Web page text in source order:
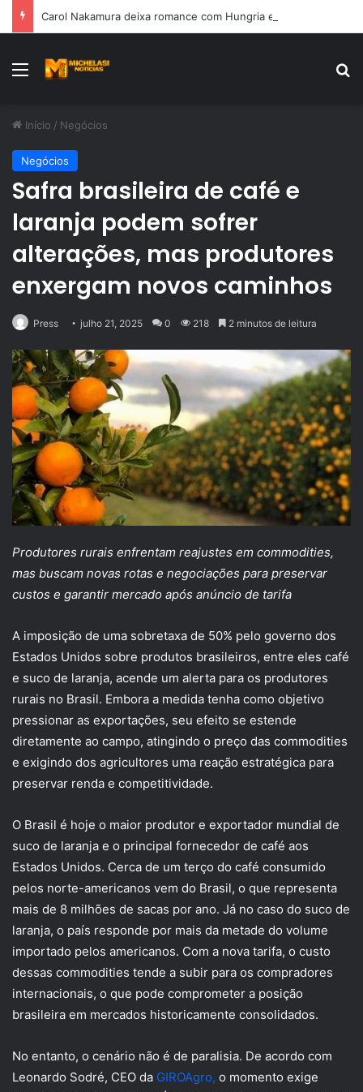
Menu
Início / Negócios
Negócios
Safra brasileira de café e
laranja podem sofrer
alterações, mas produtores
enxergam novos caminhos
Press julho 21, 2025 0 218 2 minutos de leitura
Produtores rurais enfrentam reajustes em commodities,
mas buscam novas rotas e negociações para preservar
custos e garantir mercado após anúncio de tarifa
A imposição de uma sobretaxa de 50% pelo governo dos
Estados Unidos sobre produtos brasileiros, entre eles café
e suco de laranja, acende um alerta para os produtores
rurais no Brasil. Embora a medida tenha como objetivo
pressionar as exportações, seu efeito se estende
diretamente ao campo, atingindo o preço das commodities
e exigindo dos agricultores uma reação estratégica para
preservar renda e competitividade.
O Brasil é hoje o maior produtor e exportador mundial de
suco de laranja e o principal fornecedor de café aos
Estados Unidos. Cerca de um terço do café consumido
pelos norte-americanos vem do Brasil, o que representa
mais de 8 milhões de sacas por ano. Já no caso do suco de
laranja, o país responde por mais da metade do volume
importado pelos americanos. Com a nova tarifa, o custo
dessas commodities tende a subir para os compradores
internacionais, o que pode comprometer a posição
brasileira em mercados historicamente consolidados.
No entanto, o cenário não é de paralisia. De acordo com
Leonardo Sodré, CEO da GIROAgro, o momento exige